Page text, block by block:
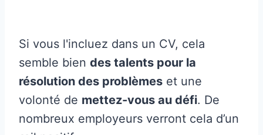
Si vous l'incluez dans un CV, cela
semble bien des talents pour la
résolution des problèmes et une
volonté de mettez-vous au défi. De
nombreux employeurs verront cela d’un